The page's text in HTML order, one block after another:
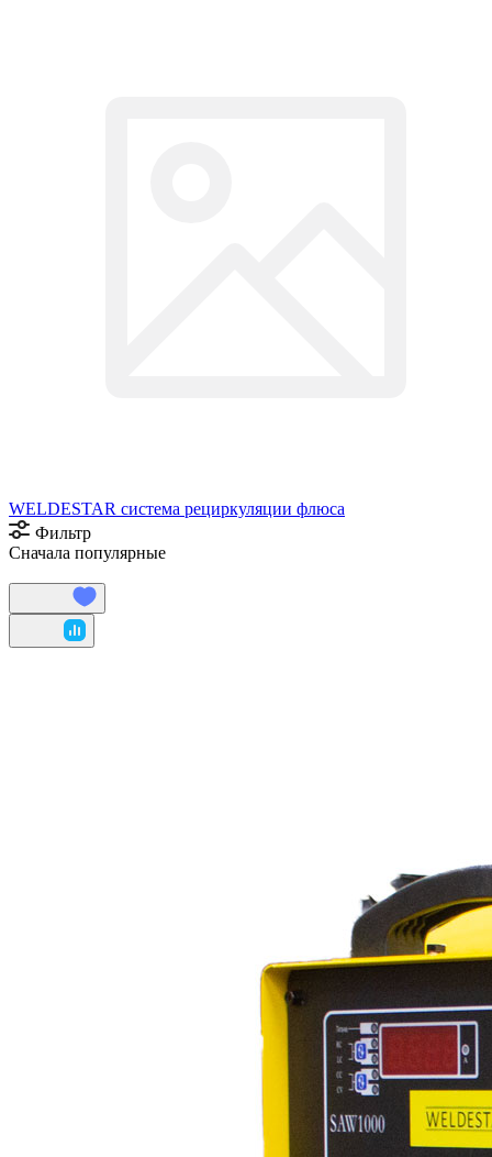
WELDESTAR система рециркуляции флюса
Фильтр
Сначала популярные